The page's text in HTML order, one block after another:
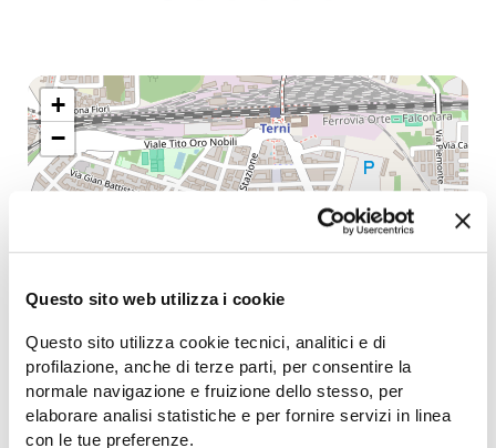
Questo sito web utilizza i cookie
Questo sito utilizza cookie tecnici, analitici e di
profilazione, anche di terze parti, per consentire la
normale navigazione e fruizione dello stesso, per
elaborare analisi statistiche e per fornire servizi in linea
con le tue preferenze.
+
−